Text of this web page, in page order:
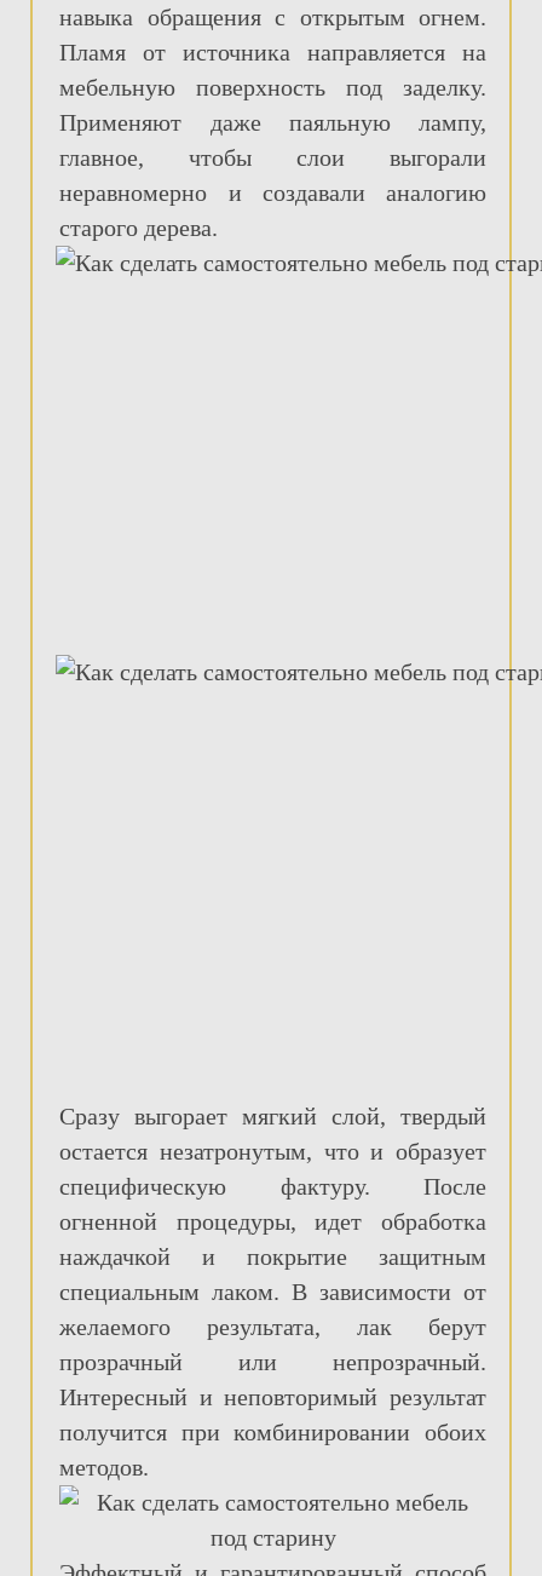
навыка обращения с открытым огнем.
Пламя от источника направляется на
мебельную поверхность под заделку.
Применяют даже паяльную лампу,
главное, чтобы слои выгорали
неравномерно и создавали аналогию
старого дерева.
Сразу выгорает мягкий слой, твердый
остается незатронутым, что и образует
специфическую фактуру. После
огненной процедуры, идет обработка
наждачкой и покрытие защитным
специальным лаком. В зависимости от
желаемого результата, лак берут
прозрачный или непрозрачный.
Интересный и неповторимый результат
получится при комбинировании обоих
методов.